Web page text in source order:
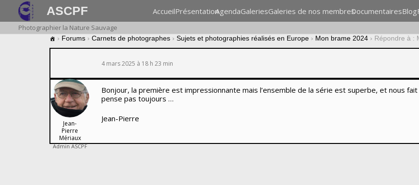
ASCPF AccueilPrésentationAgendaGaleriesGaleries de nos membresDocumentairesBlog
Photographier la Nature Sauvage
› Forums › Carnets de photographes › Sujets et photographies réalisés en Europe › Mon brame 2024 › Répondre à :
4 mars 2025 à 18 h 23 min
Jean-
Pierre
Mériaux
Admin ASCPF
Bonjour, la première est impressionnante mais l’ensemble de la série est superbe, et nous
pense pas toujours …
Jean-Pierre